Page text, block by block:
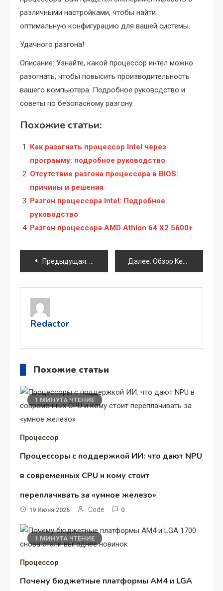
различными настройками, чтобы найти
оптимальную конфигурацию для вашей системы.
Удачного разгона!
Описание: Узнайте, какой процессор интел можно
разогнать, чтобы повысить производительность
вашего компьютера. Подробное руководство и
советы по безопасному разгону.
Похожие статьи:
Как разогнать процессор Intel через
программу: подробное руководство
Отсутствие разгона процессора в BIOS:
причины и решения
Разгон процессора Intel: Подробное
руководство
Разгон процессора AMD Athlon 64 X2 5600+
Навигация
по
записям
Предыдущая: Что такое внешний жесткий диск и
Далее: Обзор Keneksi Helios: доступный смартфон для повседневных задач
Redactor
Похожие статьи
1 МИНУТА ЧТЕНИЕ
Процессор
Процессоры с поддержкой ИИ: что дают NPU
в современных CPU и кому стоит
переплачивать за «умное железо»
19 Июня 2026 Code 0
1 МИНУТА ЧТЕНИЕ
Процессор
Почему бюджетные платформы AM4 и LGA